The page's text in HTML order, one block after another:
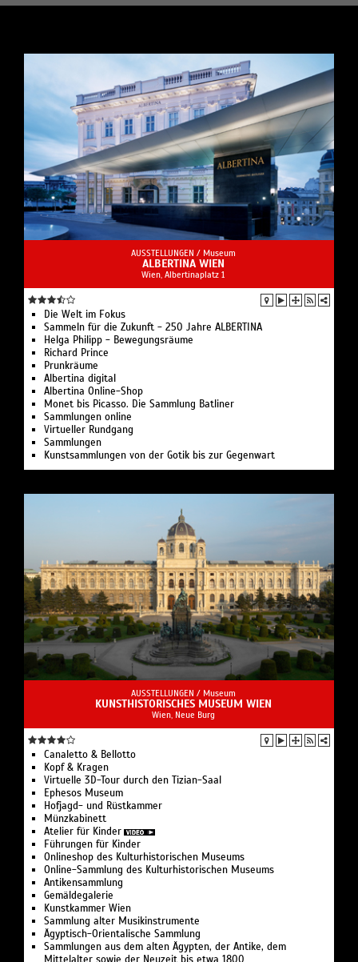
AUSSTELLUNGEN / Museum
ALBERTINA WIEN
Wien, Albertinaplatz 1
Die Welt im Fokus
Sammeln für die Zukunft - 250 Jahre ALBERTINA
Helga Philipp - Bewegungsräume
Richard Prince
Prunkräume
Albertina digital
Albertina Online-Shop
Monet bis Picasso. Die Sammlung Batliner
Sammlungen online
Virtueller Rundgang
Sammlungen
Kunstsammlungen von der Gotik bis zur Gegenwart
AUSSTELLUNGEN / Museum
KUNSTHISTORISCHES MUSEUM WIEN
Wien, Neue Burg
Canaletto & Bellotto
Kopf & Kragen
Virtuelle 3D-Tour durch den Tizian-Saal
Ephesos Museum
Hofjagd- und Rüstkammer
Münzkabinett
Atelier für Kinder
Führungen für Kinder
Onlineshop des Kulturhistorischen Museums
Online-Sammlung des Kulturhistorischen Museums
Antikensammlung
Gemäldegalerie
Kunstkammer Wien
Sammlung alter Musikinstrumente
Ägyptisch-Orientalische Sammlung
Sammlungen aus dem alten Ägypten, der Antike, dem